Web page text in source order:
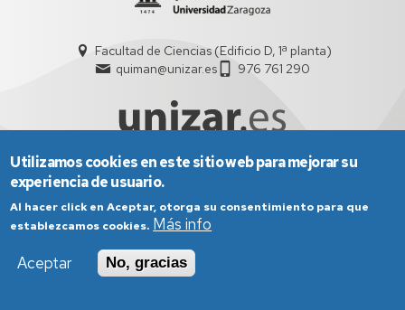
Facultad de Ciencias (Edificio D, 1ª planta)
quiman@unizar.es
976 761 290
Política de Privacidad
Política de Cookies
Política de Accesibilidad
Utilizamos cookies en este sitio web para mejorar su
experiencia de usuario.
Al hacer click en Aceptar, otorga su consentimiento para que
establezcamos cookies. Más info
Aceptar
No, gracias